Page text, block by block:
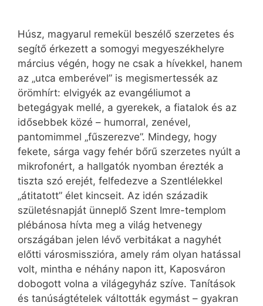
Húsz, magyarul remekül beszélő szerzetes és
segítő érkezett a somogyi megyeszékhelyre
március végén, hogy ne csak a hívekkel, hanem
az „utca emberével” is megismertessék az
örömhírt: elvigyék az evangéliumot a
betegágyak mellé, a gyerekek, a fiatalok és az
idősebbek közé – humorral, zenével,
pantomimmel „fűszerezve”. Mindegy, hogy
fekete, sárga vagy fehér bőrű szerzetes nyúlt a
mikrofonért, a hallgatók nyomban érezték a
tiszta szó erejét, felfedezve a Szentlélekkel
„átitatott” élet kincseit. Az idén századik
születésnapját ünneplő Szent Imre-templom
plébánosa hívta meg a világ hetvenegy
országában jelen lévő verbitákat a nagyhét
előtti városmisszióra, amely rám olyan hatással
volt, mintha e néhány napon itt, Kaposváron
dobogott volna a világegyház szíve. Tanítások
és tanúságtételek váltották egymást – gyakran